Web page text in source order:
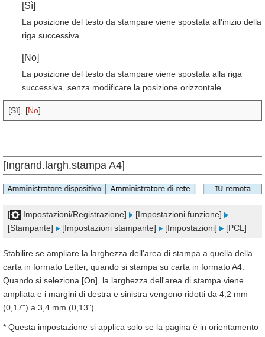
[Sì]
La posizione del testo da stampare viene spostata all'inizio della
riga successiva.
[No]
La posizione del testo da stampare viene spostata alla riga
successiva, senza modificare la posizione orizzontale.
[Sì], [No]
[Ingrand.largh.stampa A4]
[ Impostazioni/Registrazione]
[Impostazioni funzione]
[Stampante]
[Impostazioni stampante] [Impostazioni] [PCL]
Stabilire se ampliare la larghezza dell'area di stampa a quella della
carta in formato Letter, quando si stampa su carta in formato A4.
Quando si seleziona [On], la larghezza dell'area di stampa viene
ampliata e i margini di destra e sinistra vengono ridotti da 4,2 mm
(0,17") a 3,4 mm (0,13").
* Questa impostazione si applica solo se la pagina è in orientamento